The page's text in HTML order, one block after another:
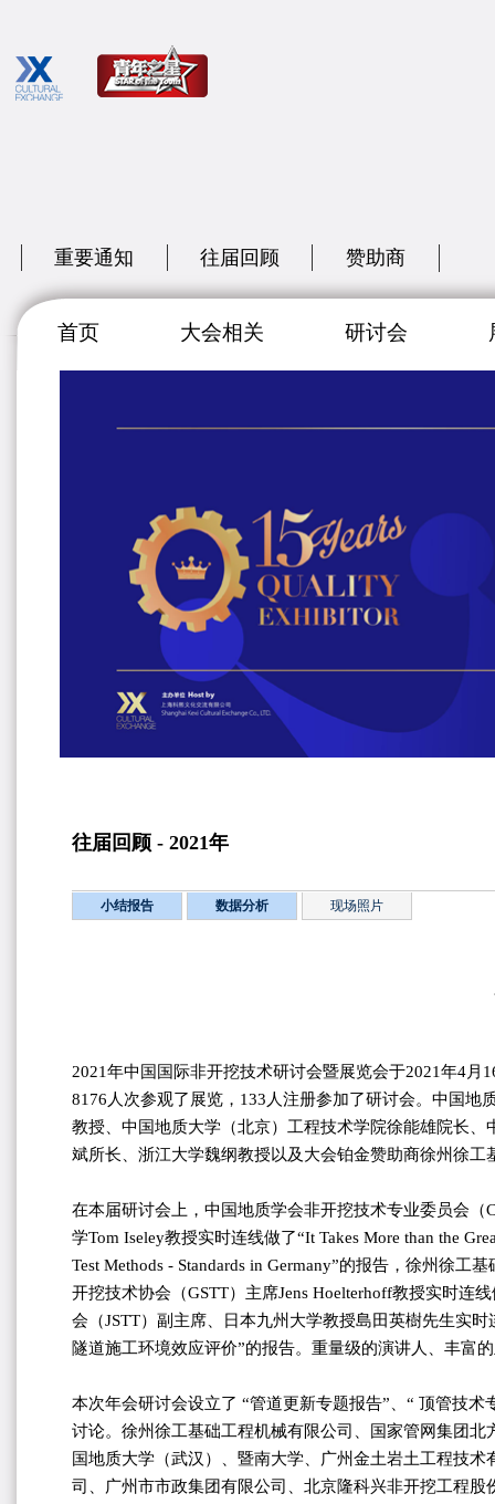
重要通知 往届回顾 赞助商
首页 大会相关 研讨会
往届回顾 - 2021年
小结报告 数据分析 现场照片
2021年中国国际非开挖技术研讨会暨展览会于2021年4
8176人次参观了展览，133人注册参加了研讨会。中国
教授、中国地质大学（北京）工程技术学院徐能雄院长
斌所长、浙江大学魏纲教授以及大会铂金赞助商徐州徐
在本届研讨会上，中国地质学会非开挖技术专业委员会
学Tom Iseley教授实时连线做了“It Takes More than the
Test Methods - Standards in Germany”的报告，徐州徐
开挖技术协会（GSTT）主席Jens Hoelterhoff教授实时连
会（JSTT）副主席、日本九州大学教授島田英樹先生实时
隧道施工环境效应评价”的报告。重量级的演讲人、丰富
本次年会研讨会设立了 “管道更新专题报告”、“ 顶管技
讨论。徐州徐工基础工程机械有限公司、国家管网集团
国地质大学（武汉）、暨南大学、广州金土岩土工程技
司、广州市市政集团有限公司、北京隆科兴非开挖工程